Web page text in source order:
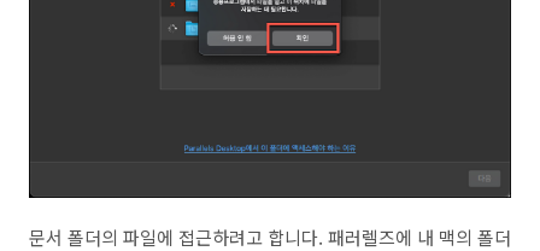
문서 폴더의 파일에 접근하려고 합니다. 패러렐즈에 내 맥의 폴더